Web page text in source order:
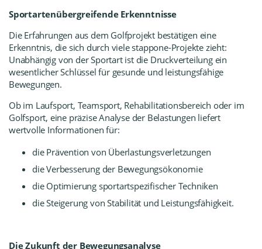
Sportartenübergreifende Erkenntnisse
Die Erfahrungen aus dem Golfprojekt bestätigen eine
Erkenntnis, die sich durch viele stappone-Projekte zieht:
Unabhängig von der Sportart ist die Druckverteilung ein
wesentlicher Schlüssel für gesunde und leistungsfähige
Bewegungen.
Ob im Laufsport, Teamsport, Rehabilitationsbereich oder im
Golfsport, eine präzise Analyse der Belastungen liefert
wertvolle Informationen für:
die Prävention von Überlastungsverletzungen
die Verbesserung der Bewegungsökonomie
die Optimierung sportartspezifischer Techniken
die Steigerung von Stabilität und Leistungsfähigkeit.
Die Zukunft der Bewegungsanalyse